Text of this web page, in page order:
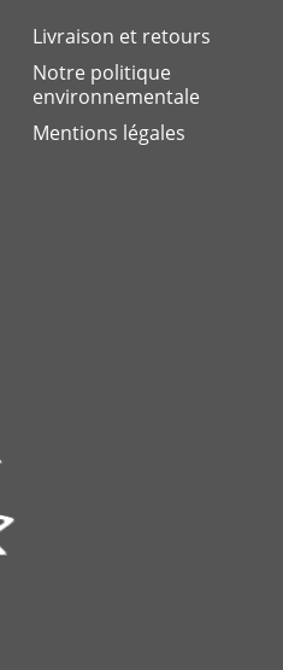
Livraison et retours
Notre politique
environnementale
Mentions légales